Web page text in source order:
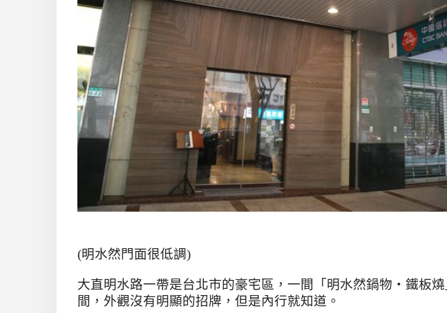
(明水然門面很低調)
大直明水路一帶是台北市的豪宅區，一間「明水然鍋物‧鐵板
間，外觀沒有明顯的招牌，但是內行就知道。